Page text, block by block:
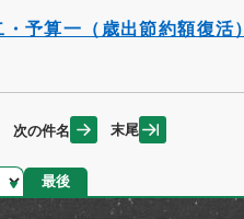
予算一（歳出節約額復活）
次の件名 末尾
最後